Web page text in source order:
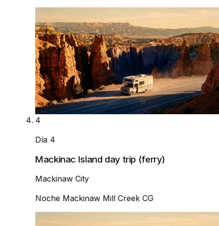
4
Día 4
Mackinac Island day trip (ferry)
Mackinaw City
Noche Mackinaw Mill Creek CG